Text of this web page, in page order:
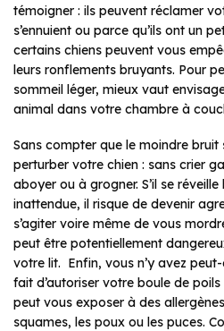
témoigner : ils peuvent réclamer
s’ennuient ou parce qu’ils ont un
certains chiens peuvent vous
leurs ronflements bruyants. Pour
sommeil léger, mieux vaut
animal dans votre chambre à
Sans compter que le moindre bruit
perturber votre chien : sans crier
aboyer ou à grogner. S’il se
inattendue, il risque de devenir
s’agiter voire même de vous
peut être potentiellement
votre lit. Enfin, vous n’y avez
fait d’autoriser votre boule de
peut vous exposer à des
squames, les poux ou les puces.